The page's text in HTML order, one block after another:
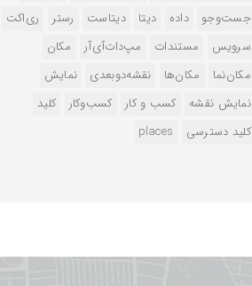
جست‌وجو
داده دیتا دیتاست رستر
ری‌اکت
سرویس
مستندات مپ‌دات‌آی‌آر
مکان
مکان‌نما
مکان‌ها نقشه‌دوبعدی
نمایش
نمایش نقشه
کسب و کار کسب‌وکار
کلید
کلید دسترسی
‌places